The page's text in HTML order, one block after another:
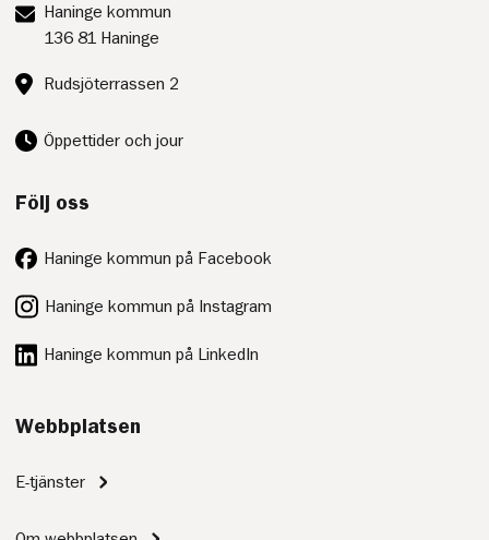
Postadress:
Haninge kommun
136 81 Haninge
Besöksadress:
Rudsjöterrassen 2
Öppettider och jour
Följ oss
Haninge kommun på Facebook
Haninge kommun på Instagram
Haninge kommun på LinkedIn
Webbplatsen
E-tjänster